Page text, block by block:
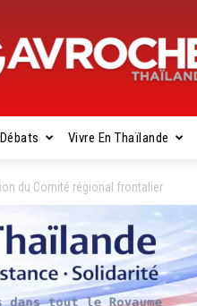
Gavroche
Thaïlande
Vivre En Thaïlande
du Comité régional frontalier